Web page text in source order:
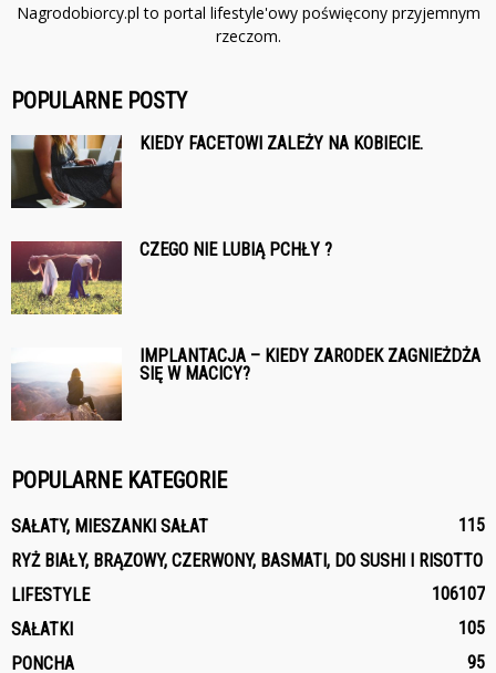
Nagrodobiorcy.pl to portal lifestyle'owy poświęcony przyjemnym
rzeczom.
POPULARNE POSTY
KIEDY FACETOWI ZALEŻY NA KOBIECIE.
CZEGO NIE LUBIĄ PCHŁY ?
IMPLANTACJA – KIEDY ZARODEK ZAGNIEŻDŻA
SIĘ W MACICY?
POPULARNE KATEGORIE
SAŁATY, MIESZANKI SAŁAT
115
RYŻ BIAŁY, BRĄZOWY, CZERWONY, BASMATI, DO SUSHI I RISOTTO
107
LIFESTYLE
106
SAŁATKI
105
PONCHA
95